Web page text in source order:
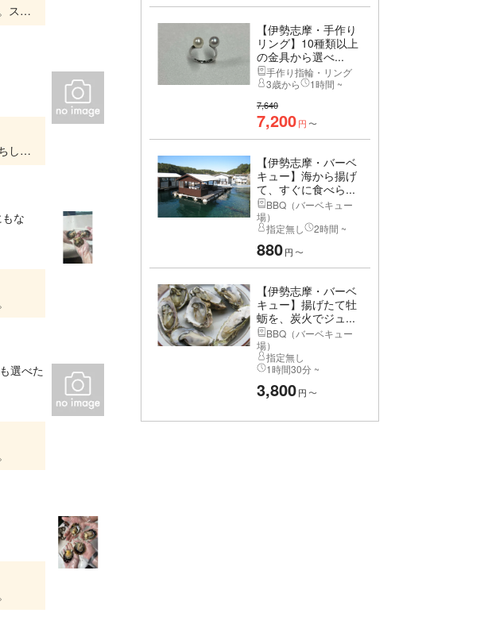
高評価ありがとうございます。お子様が大きくなったらまた一緒に是非又遊びに来てください。スタッフ一同お待ちしております。
高評価ありがとうございます。お子様も一緒に是非又遊びに来てください。スタッフ一同お待ちしております。
な
選べた
【伊勢志摩・手作り
リング】10種類以上
の金具から選べ...
手作り指輪・リング
3歳から
1時間 ~
7,640
7,200円 〜
【伊勢志摩・バーベ
キュー】海から揚げ
て、すぐに食べら...
BBQ（バーベキュー
場）
指定無し
2時間 ~
880円 〜
【伊勢志摩・バーベ
キュー】揚げたて牡
蛎を、炭火でジュ...
BBQ（バーベキュー
場）
指定無し
1時間30分 ~
3,800円 〜